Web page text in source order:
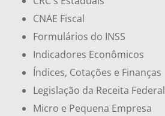
CNAE Fiscal
Formulários do INSS
Indicadores Econômicos
Índices, Cotações e Finanças
Legislação da Receita Federal
Micro e Pequena Empresa